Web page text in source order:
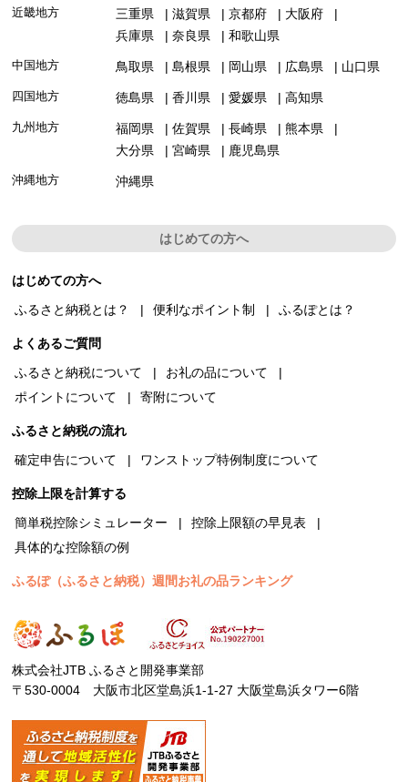
近畿地方 三重県 滋賀県 京都府
大阪府
兵庫県
奈良県 和歌山県
中国地方 鳥取県 島根県 岡山県 広島県 山口県
四国地方 徳島県 香川県 愛媛県 高知県
九州地方 福岡県 佐賀県 長崎県
熊本県
大分県
宮崎県 鹿児島県
沖縄地方 沖縄県
はじめての方へ
はじめての方へ
ふるさと納税とは？
便利なポイント制 ふるぽとは？
よくあるご質問
ふるさと納税について
お礼の品について
ポイントについて
寄附について
ふるさと納税の流れ
確定申告について
ワンストップ特例制度について
控除上限を計算する
簡単税控除シミュレーター
控除上限額の早見表
具体的な控除額の例
ふるぽ（ふるさと納税）週間お礼の品ランキング
株式会社JTB ふるさと開発事業部
〒530-0004 大阪市北区堂島浜1-1-27 大阪堂島浜タワー6階